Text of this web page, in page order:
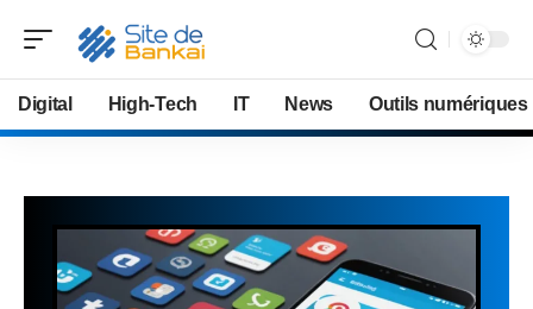
Digital High-Tech IT News Outils numériques